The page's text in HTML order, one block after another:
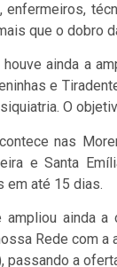
enfermeiros,
que o dobro
ainda a
e
O
nas
e Santa
em até 15 dias.
ampliou ainda
Rede com a
passando a